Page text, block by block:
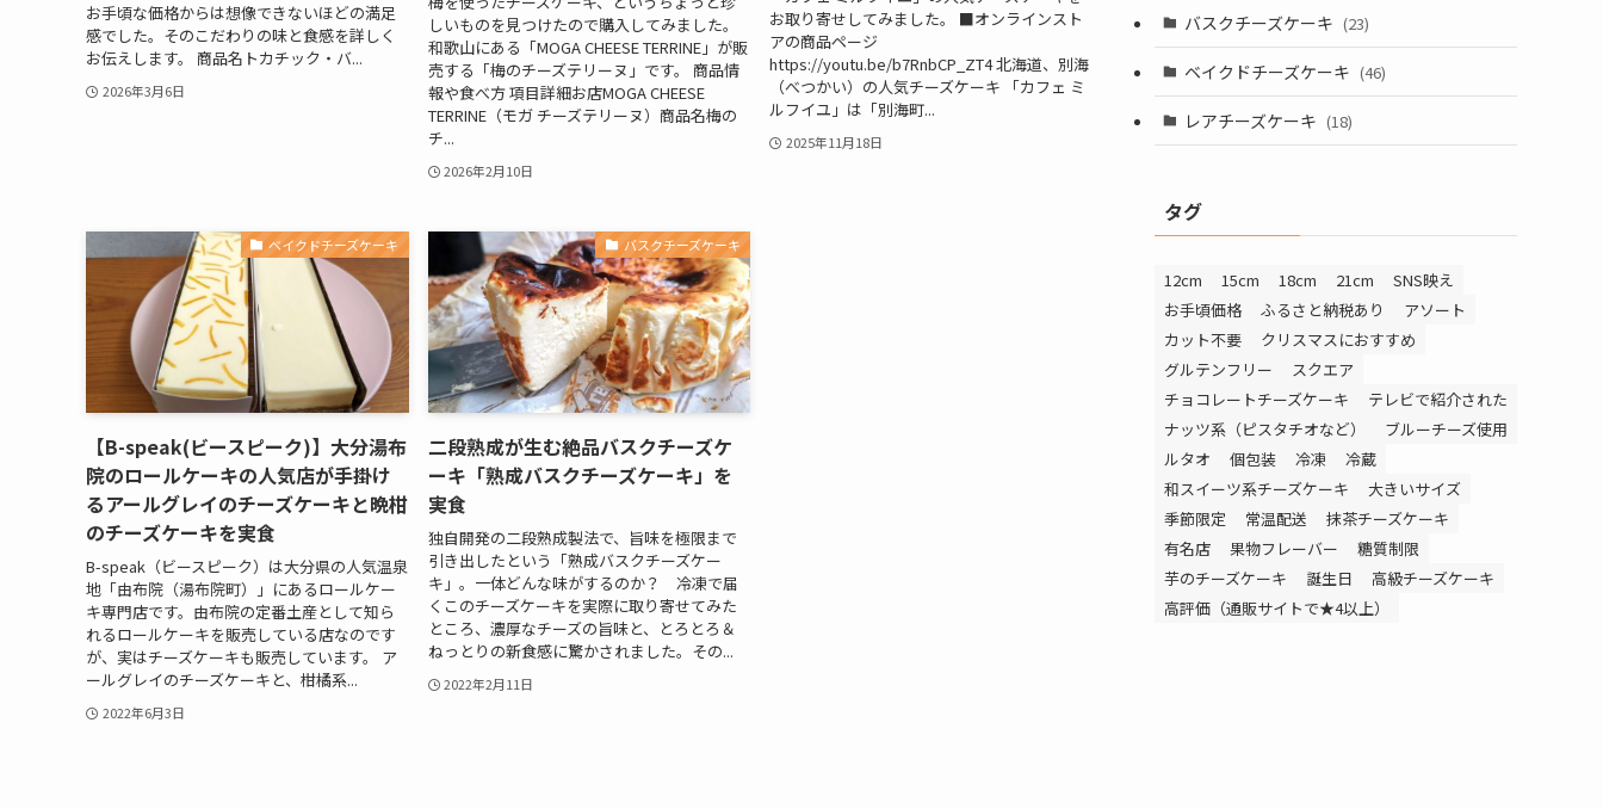
お手頃な価格からは想像できないほどの満足
感でした。そのこだわりの味と食感を詳しく
お伝えします。 商品名トカチック・バ...
2026年3月6日
しいものを見つけたので購入してみました。
和歌山にある「MOGA CHEESE TERRINE」が販
売する「梅のチーズテリーヌ」です。 商品情
報や食べ方 項目詳細お店MOGA CHEESE
TERRINE（モガ チーズテリーヌ）商品名梅の
チ...
2026年2月10日
お取り寄せしてみました。 ■オンラインスト
アの商品ページ
https://youtu.be/b7RnbCP_ZT4 北海道、別海
（べつかい）の人気チーズケーキ 「カフェ ミ
ルフイユ」は「別海町...
2025年11月18日
ベイクドチーズケーキ
【B-speak(ビースピーク)】大分湯布
院のロールケーキの人気店が手掛け
るアールグレイのチーズケーキと晩柑
のチーズケーキを実食
B-speak（ビースピーク）は大分県の人気温泉
地「由布院（湯布院町）」にあるロールケー
キ専門店です。由布院の定番土産として知ら
れるロールケーキを販売している店なのです
が、実はチーズケーキも販売しています。 ア
ールグレイのチーズケーキと、柑橘系...
2022年6月3日
バスクチーズケーキ
二段熟成が生む絶品バスクチーズケ
ーキ「熟成バスクチーズケーキ」を
実食
独自開発の二段熟成製法で、旨味を極限まで
引き出したという「熟成バスクチーズケー
キ」。一体どんな味がするのか？ 冷凍で届
くこのチーズケーキを実際に取り寄せてみた
ところ、濃厚なチーズの旨味と、とろとろ＆
ねっとりの新食感に驚かされました。その...
2022年2月11日
バスクチーズケーキ (23)
ベイクドチーズケーキ (46)
レアチーズケーキ (18)
タグ
12cm 15cm 18cm 21cm
SNS映え
お手頃価格
ふるさと納税あり
アソート
カット不要
クリスマスにおすすめ
グルテンフリー
スクエア
チョコレートチーズケーキ
テレビで紹介された
ナッツ系（ピスタチオなど）
ブルーチーズ使用
ルタオ
個包装 冷凍
冷蔵
和スイーツ系チーズケーキ
大きいサイズ
季節限定
常温配送
抹茶チーズケーキ
有名店
果物フレーバー
糖質制限
芋のチーズケーキ
誕生日
高級チーズケーキ
高評価（通販サイトで★4以上）